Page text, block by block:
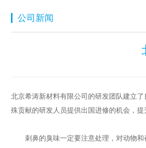
公司新闻
北京希涛新材料有限公司的研发团队建立
殊贡献的研发人员提供出国进修的机会，
刺鼻的臭味一定要注意处理，对动物和